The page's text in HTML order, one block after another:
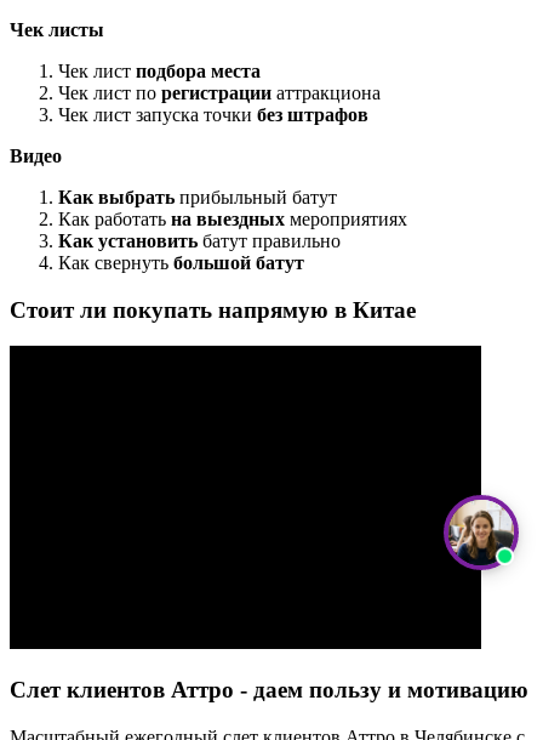
Чек листы
Чек лист подбора места
Чек лист по регистрации аттракциона
Чек лист запуска точки без штрафов
Видео
Как выбрать прибыльный батут
Как работать на выездных мероприятиях
Как установить батут правильно
Как свернуть большой батут
Стоит ли покупать напрямую в Китае
Слет клиентов Аттро - даем пользу и мотивацию